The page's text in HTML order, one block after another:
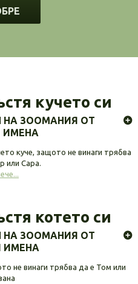
кучето си
НА ЗООМАНИЯ ОТ
ИМЕНА
куче, защото не винаги трябва
или Сара.
котето си
НА ЗООМАНИЯ ОТ
ИМЕНА
не винаги трябва да е Том или